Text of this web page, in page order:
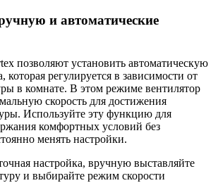
и автоматические
позволяют установить автоматическую
которая регулируется в зависимости от
в комнате. В этом режиме вентилятор
скорость для достижения
Используйте эту функцию для
комфортных условий без
менять настройки.
настройка, вручную выставляйте
и выбирайте режим скорости